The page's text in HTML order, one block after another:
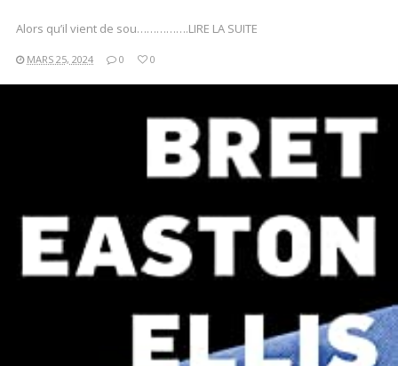
Alors qu’il vient de sou…………….LIRE LA SUITE
MARS 25, 2024 0 0